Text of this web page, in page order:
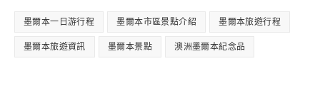
墨爾本一日游行程 墨爾本市區景點介紹 墨爾本旅遊行程
墨爾本旅遊資訊 墨爾本景點 澳洲墨爾本紀念品